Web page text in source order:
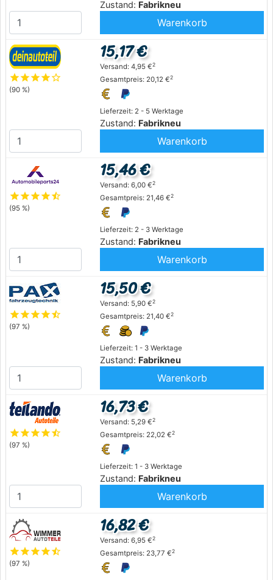
Zustand: Fabrikneu
Warenkorb
starstarstarstarstar_outline
(90 %)
Lieferzeit: 2 - 5 Werktage
Zustand: Fabrikneu
15,17 €
Versand: 4,95 €2
Gesamtpreis: 20,12 €2
Warenkorb
starstarstarstarstar_half
(95 %)
Lieferzeit: 2 - 3 Werktage
Zustand: Fabrikneu
15,46 €
Versand: 6,00 €2
Gesamtpreis: 21,46 €2
Warenkorb
starstarstarstarstar_half
(97 %)
Lieferzeit: 1 - 3 Werktage
Zustand: Fabrikneu
15,50 €
Versand: 5,90 €2
Gesamtpreis: 21,40 €2
Warenkorb
starstarstarstarstar_half
(97 %)
Lieferzeit: 1 - 3 Werktage
Zustand: Fabrikneu
16,73 €
Versand: 5,29 €2
Gesamtpreis: 22,02 €2
Warenkorb
starstarstarstarstar_half
(97 %)
16,82 €
Versand: 6,95 €2
Gesamtpreis: 23,77 €2